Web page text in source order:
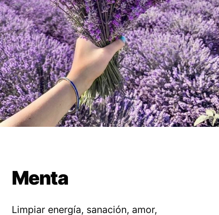
Menta
Limpiar energía, sanación, amor,